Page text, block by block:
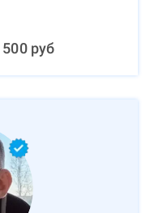
500руб